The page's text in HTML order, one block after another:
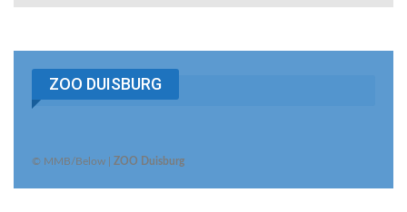
ZOO DUISBURG
© MMB/Below | ZOO Duisburg